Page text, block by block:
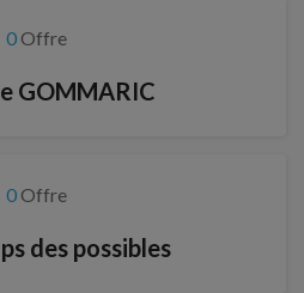
0Offre
GOMMARIC
0Offre
des possibles